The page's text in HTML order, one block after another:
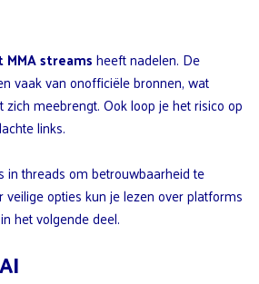
MMA streamsheeft nadelen. De
vaak van onofficiële bronnen, wat
zich meebrengt. Ook loop je het risico op
links.
in threads om betrouwbaarheid te
opties kun je lezen over platforms
het volgende deel.